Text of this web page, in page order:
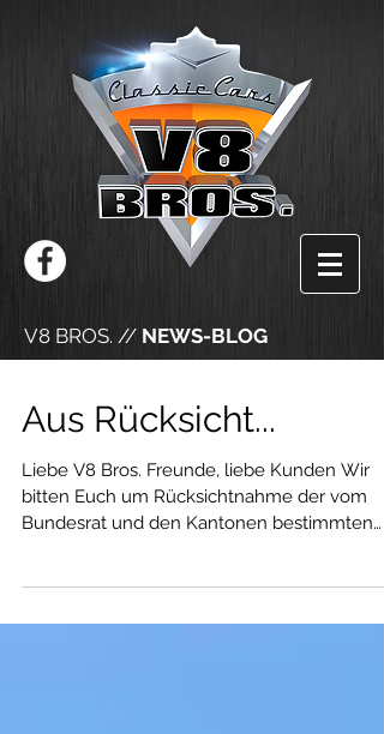
V8 BROS. // NEWS-BLOG
Aus Rücksicht...
Liebe V8 Bros. Freunde, liebe Kunden Wir
bitten Euch um Rücksichtnahme der vom
Bundesrat und den Kantonen bestimmten